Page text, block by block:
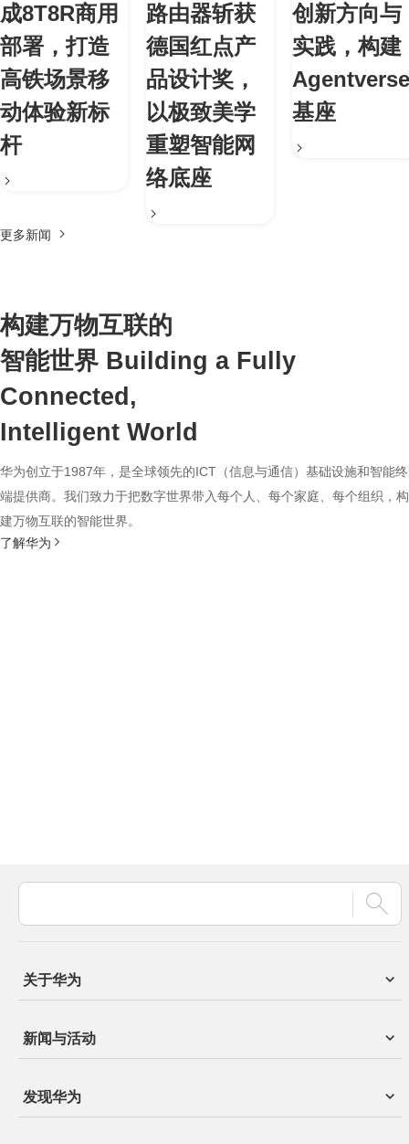
成8T8R商用
部署，打造
高铁场景移
动体验新标
杆
路由器斩获
德国红点产
品设计奖，
以极致美学
重塑智能网
络底座
创新方向与
实践，构建
Agentverse
基座
更多新闻
构建万物互联的
智能世界 Building a Fully
Connected,
Intelligent World
华为创立于1987年，是全球领先的ICT（信息与通信）基础设施和智能终
端提供商。我们致力于把数字世界带入每个人、每个家庭、每个组织，构
建万物互联的智能世界。
了解华为
关于华为
新闻与活动
发现华为